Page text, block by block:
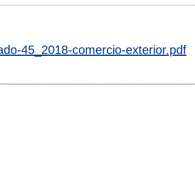
45_2018-comercio-exterior.pdf